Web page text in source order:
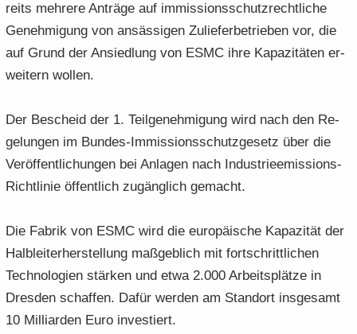
reits meh­re­re An­trä­ge auf im­mis­si­ons­schutz­recht­li­che
Ge­neh­mi­gung von an­säs­si­gen Zu­lie­fer­be­trie­ben vor, die
auf Grund der An­sied­lung von ESMC ihre Ka­pa­zi­tä­ten er­
wei­tern wol­len.
Der Be­scheid der 1. Teil­ge­neh­mi­gung wird nach den Re­
ge­lun­gen im Bundes-​Immissionsschutzgesetz über die
Ver­öf­fent­li­chun­gen bei An­la­gen nach Industrieemissions-​
Richtlinie öf­fent­lich zu­gäng­lich ge­macht.
Die Fa­brik von ESMC wird die eu­ro­päi­sche Ka­pa­zi­tät der
Halb­lei­ter­her­stel­lung maß­geb­lich mit fort­schritt­li­chen
Tech­no­lo­gien stär­ken und etwa 2.000 Ar­beits­plät­ze in
Dres­den schaf­fen. Dafür wer­den am Stand­ort ins­ge­samt
10 Mil­li­ar­den Euro in­ves­tiert.